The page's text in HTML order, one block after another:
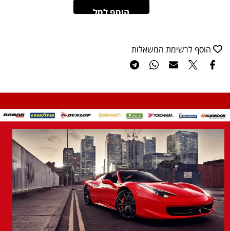
הוסף לסל
הוסף לרשימת המשאלות